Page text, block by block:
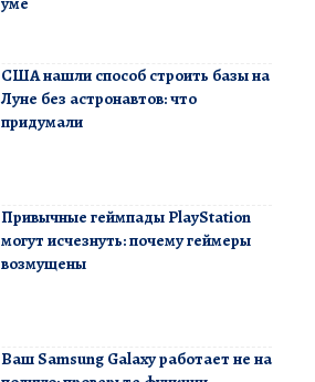
США нашли способ строить базы на
Луне без астронавтов: что
придумали
Привычные геймпады PlayStation
могут исчезнуть: почему геймеры
возмущены
Ваш Samsung Galaxy работает не на